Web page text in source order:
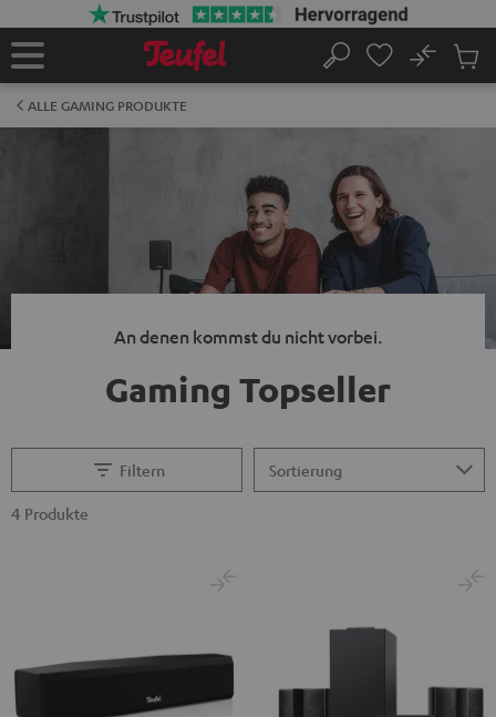
Startseite
Suche
No
ALLE GAMING PRODUKTE
An denen kommst du nicht vorbei.
Gaming Topseller
Filtern
4 Produkte